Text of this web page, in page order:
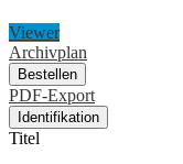
Viewer
Archivplan
Bestellen
PDF-Export
Identifikation
Titel